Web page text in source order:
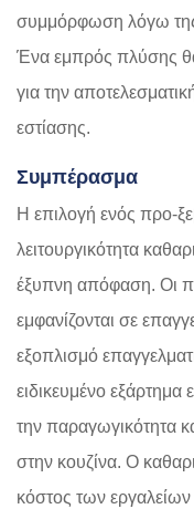
συμμόρφωση λόγω
Ένα εμπρός πλύσης
για την
εστίασης.
Συμπέρασμα
Η επιλογή ενός προ-
λειτουργικότητα
έξυπνη απόφαση. Οι
εμφανίζονται σε
εξοπλισμό
ειδικευμένο εξάρτημα
την παραγωγικότητα
στην κουζίνα. Ο
κόστος των